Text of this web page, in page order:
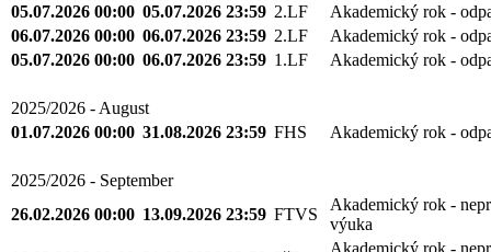
05.07.2026 00:00 05.07.2026 23:59 2.LF
Akademický rok -
06.07.2026 00:00 06.07.2026 23:59 2.LF
Akademický rok -
05.07.2026 00:00 06.07.2026 23:59 1.LF Akademický rok -
2025/2026 - August
01.07.2026 00:00 31.08.2026 23:59 FHS Akademický rok -
2025/2026 - September
26.02.2026 00:00 13.09.2026 23:59 FTVS
Akademický rok -
výuka
Akademický rok -